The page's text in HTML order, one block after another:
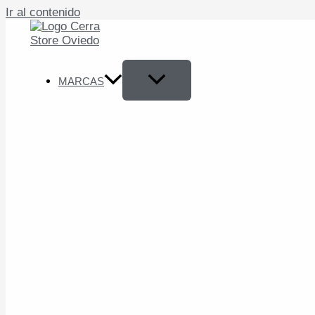
Ir al contenido
MARCAS